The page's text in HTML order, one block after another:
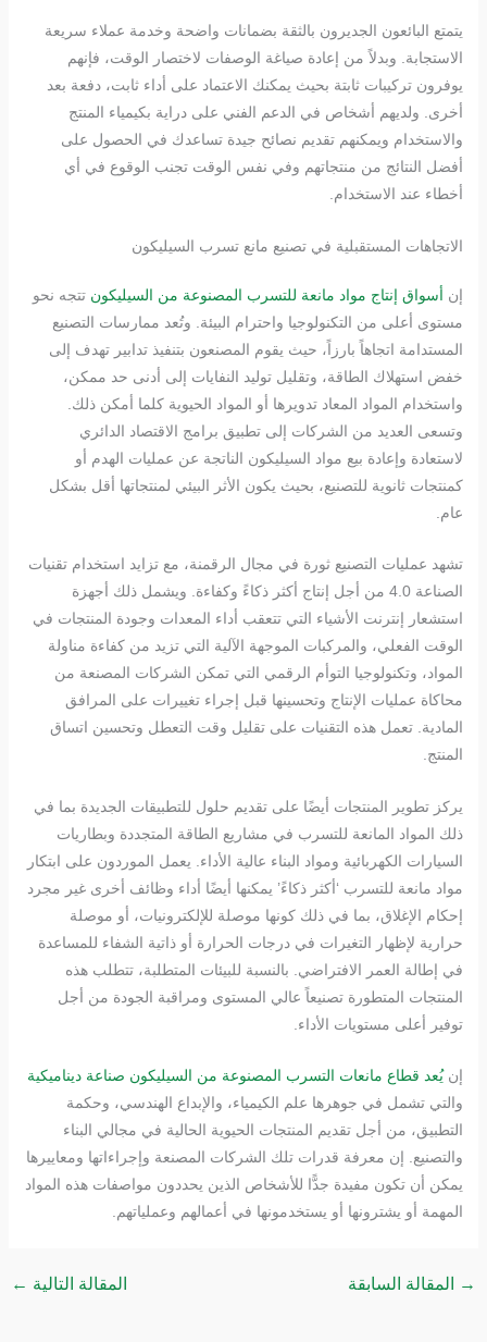
يتمتع البائعون الجديرون بالثقة بضمانات واضحة وخدمة عملاء سريعة
الاستجابة. وبدلاً من إعادة صياغة الوصفات لاختصار الوقت، فإنهم
يوفرون تركيبات ثابتة بحيث يمكنك الاعتماد على أداء ثابت، دفعة بعد
أخرى. ولديهم أشخاص في الدعم الفني على دراية بكيمياء المنتج
والاستخدام ويمكنهم تقديم نصائح جيدة تساعدك في الحصول على
أفضل النتائج من منتجاتهم وفي نفس الوقت تجنب الوقوع في أي
أخطاء عند الاستخدام.
الاتجاهات المستقبلية في تصنيع مانع تسرب السيليكون
إن أسواق إنتاج مواد مانعة للتسرب المصنوعة من السيليكون تتجه نحو
مستوى أعلى من التكنولوجيا واحترام البيئة. وتُعد ممارسات التصنيع
المستدامة اتجاهاً بارزاً، حيث يقوم المصنعون بتنفيذ تدابير تهدف إلى
خفض استهلاك الطاقة، وتقليل توليد النفايات إلى أدنى حد ممكن،
واستخدام المواد المعاد تدويرها أو المواد الحيوية كلما أمكن ذلك.
وتسعى العديد من الشركات إلى تطبيق برامج الاقتصاد الدائري
لاستعادة وإعادة بيع مواد السيليكون الناتجة عن عمليات الهدم أو
كمنتجات ثانوية للتصنيع، بحيث يكون الأثر البيئي لمنتجاتها أقل بشكل
عام.
تشهد عمليات التصنيع ثورة في مجال الرقمنة، مع تزايد استخدام تقنيات
الصناعة 4.0 من أجل إنتاج أكثر ذكاءً وكفاءة. ويشمل ذلك أجهزة
استشعار إنترنت الأشياء التي تتعقب أداء المعدات وجودة المنتجات في
الوقت الفعلي، والمركبات الموجهة الآلية التي تزيد من كفاءة مناولة
المواد، وتكنولوجيا التوأم الرقمي التي تمكن الشركات المصنعة من
محاكاة عمليات الإنتاج وتحسينها قبل إجراء تغييرات على المرافق
المادية. تعمل هذه التقنيات على تقليل وقت التعطل وتحسين اتساق
المنتج.
يركز تطوير المنتجات أيضًا على تقديم حلول للتطبيقات الجديدة بما في
ذلك المواد المانعة للتسرب في مشاريع الطاقة المتجددة وبطاريات
السيارات الكهربائية ومواد البناء عالية الأداء. يعمل الموردون على ابتكار
مواد مانعة للتسرب ‘أكثر ذكاءً’ يمكنها أيضًا أداء وظائف أخرى غير مجرد
إحكام الإغلاق، بما في ذلك كونها موصلة للإلكترونيات، أو موصلة
حرارية لإظهار التغيرات في درجات الحرارة أو ذاتية الشفاء للمساعدة
في إطالة العمر الافتراضي. بالنسبة للبيئات المتطلبة، تتطلب هذه
المنتجات المتطورة تصنيعاً عالي المستوى ومراقبة الجودة من أجل
توفير أعلى مستويات الأداء.
إنيُعد قطاع مانعات التسرب المصنوعة من السيليكون صناعة ديناميكية
والتي تشمل في جوهرها علم الكيمياء، والإبداع الهندسي، وحكمة
التطبيق، من أجل تقديم المنتجات الحيوية الحالية في مجالي البناء
والتصنيع. إن معرفة قدرات تلك الشركات المصنعة وإجراءاتها ومعاييرها
يمكن أن تكون مفيدة جدًّا للأشخاص الذين يحددون مواصفات هذه المواد
المهمة أو يشترونها أو يستخدمونها في أعمالهم وعملياتهم.
→ المقالة السابقة المقالة التالية ←